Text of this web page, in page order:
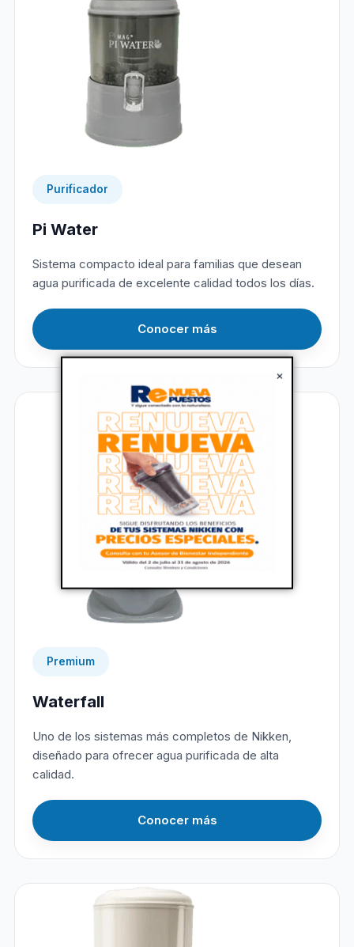
×
Purificador
Pi Water
Sistema compacto ideal para familias que desean
agua purificada de excelente calidad todos los días.
Conocer más
Premium
Waterfall
Uno de los sistemas más completos de Nikken,
diseñado para ofrecer agua purificada de alta
calidad.
Conocer más